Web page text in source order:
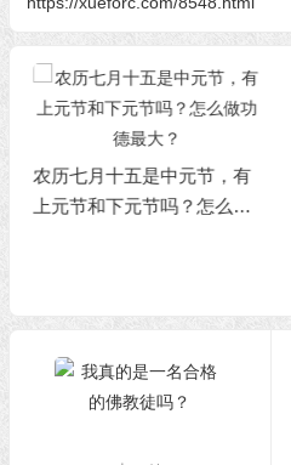
农历七月十五是中元节，有
上元节和下元节吗？怎么做